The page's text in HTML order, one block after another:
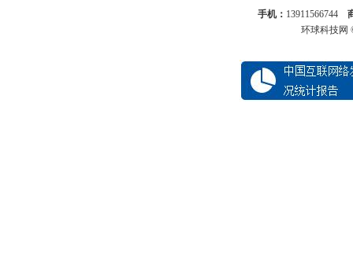
手机： 13911566744
环球科技网